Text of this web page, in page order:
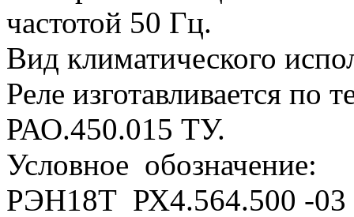
частотой 50 Гц.
Вид климатического
Реле изготавливается по
РАО.450.015 ТУ.
Условное обозначение:
РЭН18Т РХ4.564.500 -